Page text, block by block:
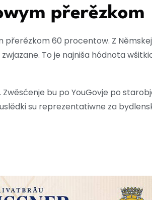
přerězkom
přerězkom 60 procentow. Z
To je najniša hódnota
Zwěsćenje bu po YouGovje po
su reprezentatiwne za